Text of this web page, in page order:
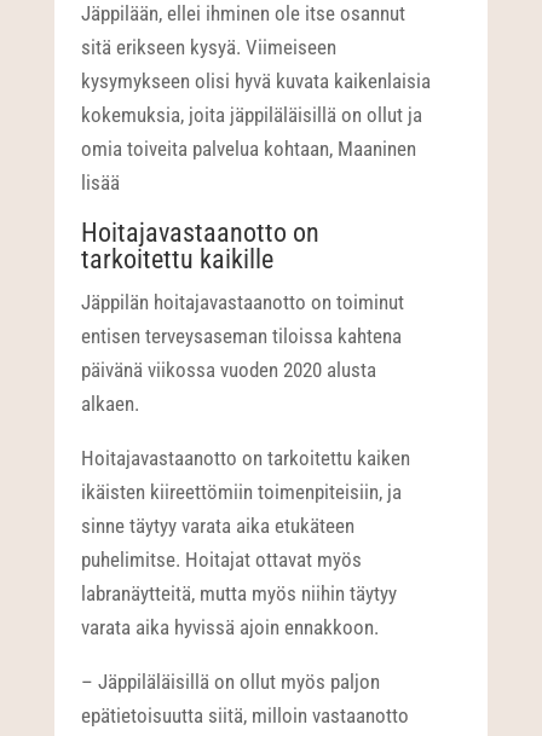
Jäppilään, ellei ihminen ole itse osannut
sitä erikseen kysyä. Viimeiseen
kysymykseen olisi hyvä kuvata kaikenlaisia
kokemuksia, joita jäppiläläisillä on ollut ja
omia toiveita palvelua kohtaan, Maaninen
lisää
Hoitajavastaanotto on
tarkoitettu kaikille
Jäppilän hoitajavastaanotto on toiminut
entisen terveysaseman tiloissa kahtena
päivänä viikossa vuoden 2020 alusta
alkaen.
Hoitajavastaanotto on tarkoitettu kaiken
ikäisten kiireettömiin toimenpiteisiin, ja
sinne täytyy varata aika etukäteen
puhelimitse. Hoitajat ottavat myös
labranäytteitä, mutta myös niihin täytyy
varata aika hyvissä ajoin ennakkoon.
– Jäppiläläisillä on ollut myös paljon
epätietoisuutta siitä, milloin vastaanotto